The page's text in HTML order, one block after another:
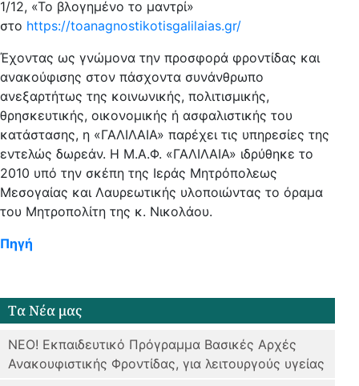
1/12, «Το βλογημένο το μαντρί»
στο https://toanagnostikotisgalilaias.gr/
Έχοντας ως γνώμονα την προσφορά φροντίδας και
ανακούφισης στον πάσχοντα συνάνθρωπο
ανεξαρτήτως της κοινωνικής, πολιτισμικής,
θρησκευτικής, οικονομικής ή ασφαλιστικής του
κατάστασης, η «ΓΑΛΙΛΑΙΑ» παρέχει τις υπηρεσίες της
εντελώς δωρεάν. Η Μ.Α.Φ. «ΓΑΛΙΛΑΙΑ» ιδρύθηκε το
2010 υπό την σκέπη της Ιεράς Μητρόπολεως
Μεσογαίας και Λαυρεωτικής υλοποιώντας το όραμα
του Μητροπολίτη της κ. Νικολάου.
Πηγή
Tα Νέα μας
ΝΕΟ! Εκπαιδευτικό Πρόγραμμα Bασικές Αρχές
Ανακουφιστικής Φροντίδας, για λειτουργούς υγείας